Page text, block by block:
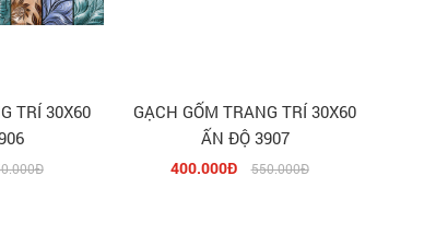
TRÍ 30X60
GẠCH GỐM TRANG TRÍ 30X60
ẤN ĐỘ 3907
400.000Đ 550.000Đ